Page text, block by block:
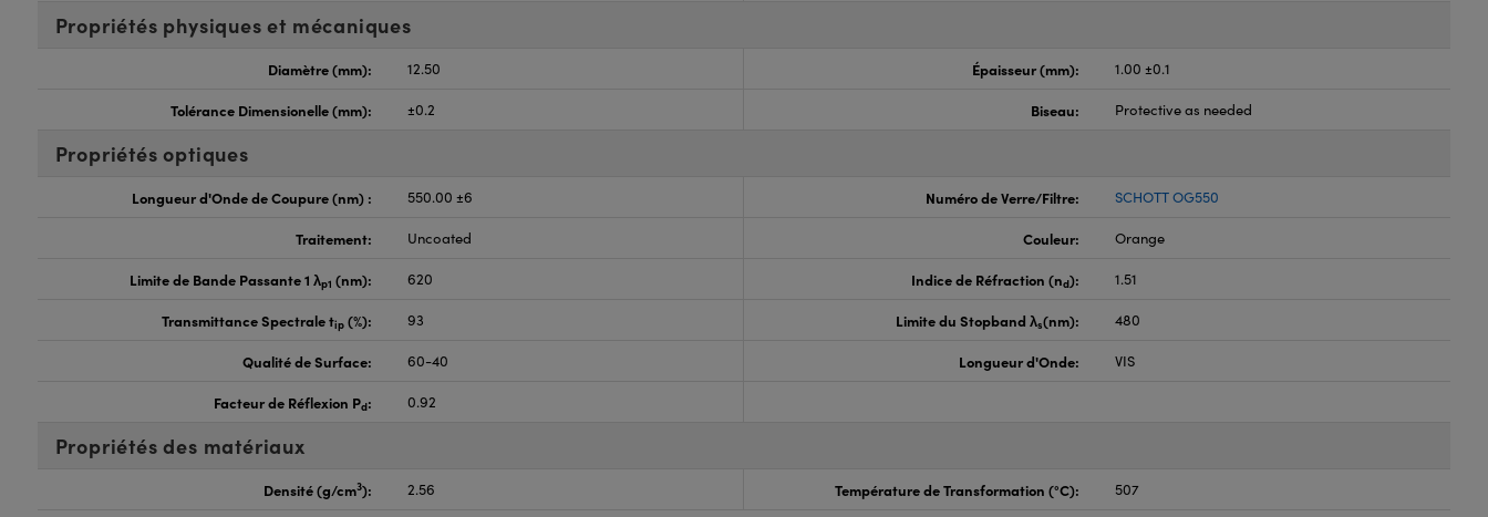
Propriétés physiques et mécaniques
Diamètre (mm): 12.50 Épaisseur (mm): 1.00 ±0.1
Tolérance Dimensionelle (mm): ±0.2 Biseau: Protective as needed
Propriétés optiques
Longueur d'Onde de Coupure (nm) : 550.00 ±6 Numéro de Verre/Filtre: SCHOTT OG550
Traitement: Uncoated Couleur: Orange
Limite de Bande Passante 1 λp1 (nm): 620 Indice de Réfraction (nd): 1.51
Transmittance Spectrale tip (%): 93 Limite du Stopband λs(nm): 480
Qualité de Surface: 60-40 Longueur d'Onde: VIS
Facteur de Réflexion Pd: 0.92
Propriétés des matériaux
Densité (g/cm3): 2.56 Température de Transformation (°C): 507